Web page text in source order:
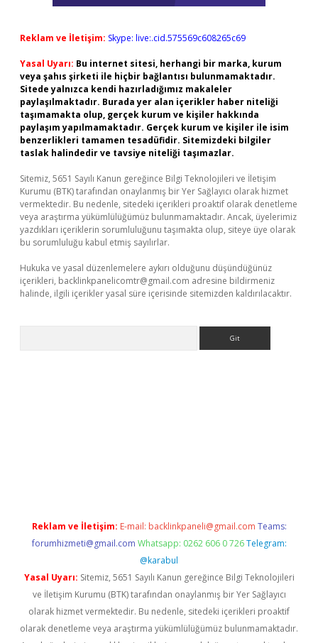
Reklam ve İletişim: Skype: live:.cid.575569c608265c69
Yasal Uyarı: Bu internet sitesi, herhangi bir marka, kurum
veya şahıs şirketi ile hiçbir bağlantısı bulunmamaktadır.
Sitede yalnızca kendi hazırladığımız makaleler
paylaşılmaktadır. Burada yer alan içerikler haber niteliği
taşımamakta olup, gerçek kurum ve kişiler hakkında
paylaşım yapılmamaktadır. Gerçek kurum ve kişiler ile isim
benzerlikleri tamamen tesadüfidir. Sitemizdeki bilgiler
taslak halindedir ve tavsiye niteliği taşımazlar.
Sitemiz, 5651 Sayılı Kanun gereğince Bilgi Teknolojileri ve İletişim
Kurumu (BTK) tarafından onaylanmış bir Yer Sağlayıcı olarak hizmet
vermektedir. Bu nedenle, sitedeki içerikleri proaktif olarak denetleme
veya araştırma yükümlülüğümüz bulunmamaktadır. Ancak, üyelerimiz
yazdıkları içeriklerin sorumluluğunu taşımakta olup, siteye üye olarak
bu sorumluluğu kabul etmiş sayılırlar.
Hukuka ve yasal düzenlemelere aykırı olduğunu düşündüğünüz
içerikleri, backlinkpanelicomtr@gmail.com adresine bildirmeniz
halinde, ilgili içerikler yasal süre içerisinde sitemizden kaldırılacaktır.
Reklam ve İletişim: E-mail: backlinkpaneli@gmail.com Teams:
forumhizmeti@gmail.com Whatsapp: 0262 606 0 726 Telegram:
@karabul
Yasal Uyarı: Sitemiz, 5651 Sayılı Kanun gereğince Bilgi Teknolojileri
ve İletişim Kurumu (BTK) tarafından onaylanmış bir Yer Sağlayıcı
olarak hizmet vermektedir. Bu nedenle, sitedeki içerikleri proaktif
olarak denetleme veya araştırma yükümlülüğümüz bulunmamaktadır.